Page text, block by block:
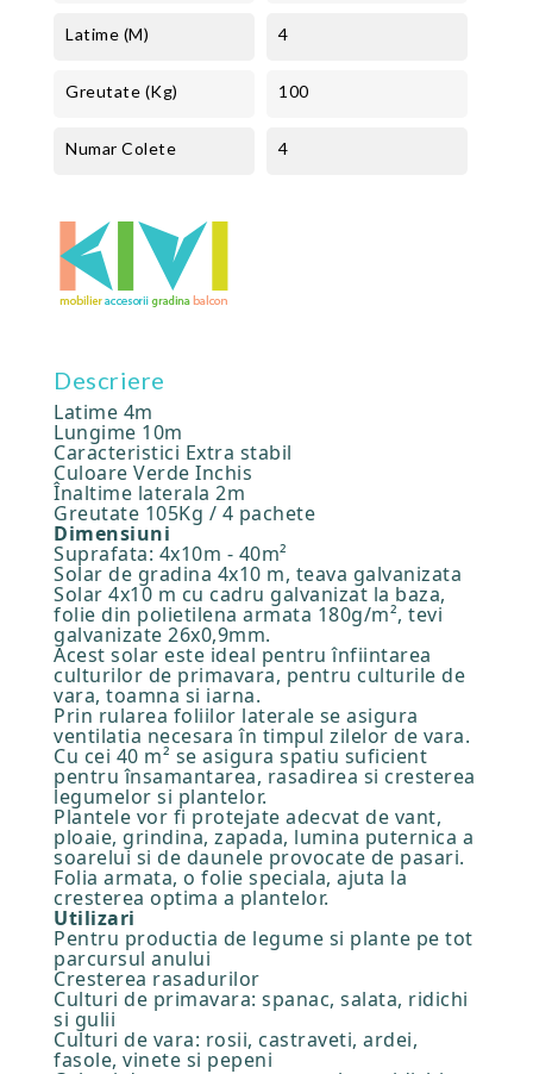
Latime (m) 4
Greutate (kg) 100
Numar Colete 4
Descriere
Latime 4m
Lungime 10m
Caracteristici Extra stabil
Culoare Verde Inchis
Înaltime laterala 2m
Greutate 105Kg / 4 pachete
Dimensiuni
Suprafata: 4x10m - 40m²
Solar de gradina 4x10 m, teava galvanizata
Solar 4x10 m cu cadru galvanizat la baza,
folie din polietilena armata 180g/m², tevi
galvanizate 26x0,9mm.
Acest solar este ideal pentru înfiintarea
culturilor de primavara, pentru culturile de
vara, toamna si iarna.
Prin rularea foliilor laterale se asigura
ventilatia necesara în timpul zilelor de vara.
Cu cei 40 m² se asigura spatiu suficient
pentru însamantarea, rasadirea si cresterea
legumelor si plantelor.
Plantele vor fi protejate adecvat de vant,
ploaie, grindina, zapada, lumina puternica a
soarelui si de daunele provocate de pasari.
Folia armata, o folie speciala, ajuta la
cresterea optima a plantelor.
Utilizari
Pentru productia de legume si plante pe tot
parcursul anului
Cresterea rasadurilor
Culturi de primavara: spanac, salata, ridichi
si gulii
Culturi de vara: rosii, castraveti, ardei,
fasole, vinete si pepeni